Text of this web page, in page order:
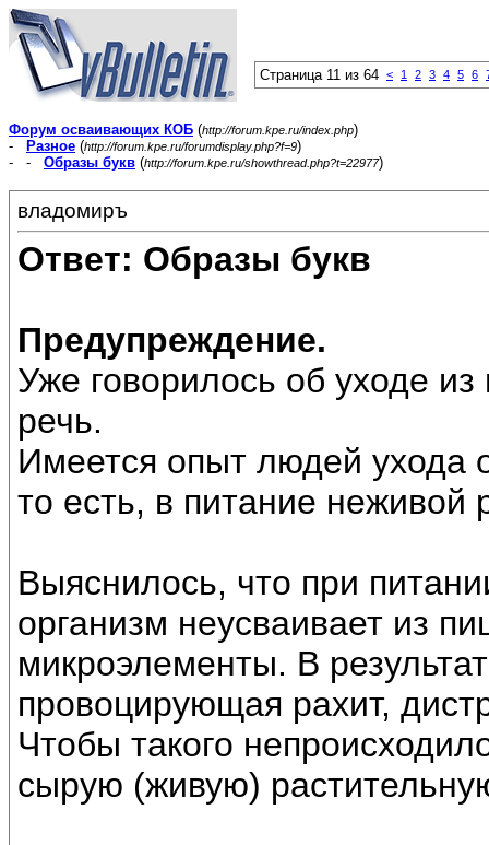
Страница 11 из 64 < 1 2 3 4 5 6
Форум осваивающих КОБ (http://forum.kpe.ru/index.php)
-
Разное (http://forum.kpe.ru/forumdisplay.php?f=9)
- - Образы букв (http://forum.kpe.ru/showthread.php?t=22977)
владомиръ
Ответ: Образы букв
Предупреждение.
Уже говорилось об уходе
речь.
Имеется опыт людей ухода
то есть, в питание неживой
Выяснилось, что при
организм неусваивает из
микроэлементы. В
провоцирующая рахит,
Чтобы такого
сырую (живую)